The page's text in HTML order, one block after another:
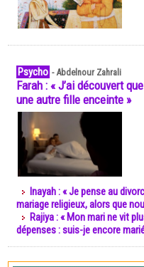
Psycho -Abdelnour Zahrali
Farah : « J’ai découvert
une autre fille enceinte »
Inayah : « Je pense au
mariage religieux, alors que
Rajiya : « Mon mari ne vit
dépenses : suis-je encore